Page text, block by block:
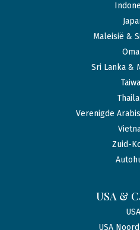
Maleisië &
Sri Lanka &
Verenigde
Zuid-
USA &
USA
USA